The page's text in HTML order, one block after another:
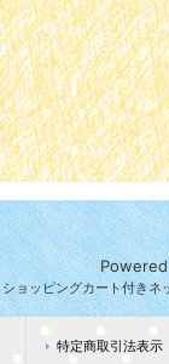
ョッピングカート付きネ
特定商取引法表示